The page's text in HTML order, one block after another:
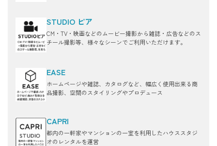
STUDIO ピア
CM・TV・映画などのムービー撮影から雑誌・広告などのス
チール撮影等、様々なシーンでご利用いただけます。
EASE
ホームページや雑誌、カタログなど、幅広く使用出来る商
品撮影、空間のスタイリングやプロデュース
CAPRI
都内の一軒家やマンションの一室を利用したハウススタジ
オのレンタルを運営